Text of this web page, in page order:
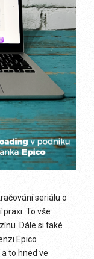
seriálu o
To vše
Dále si také
Epico
to hned ve